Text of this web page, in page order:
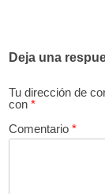
Deja una
Tu dirección de
con *
Comentario *